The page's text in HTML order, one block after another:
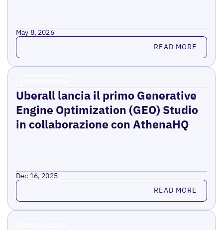
May 8, 2026
Read more READ MORE
Uberall lancia il primo Generative
Engine Optimization (GEO) Studio
in collaborazione con AthenaHQ
Dec 16, 2025
Read more READ MORE